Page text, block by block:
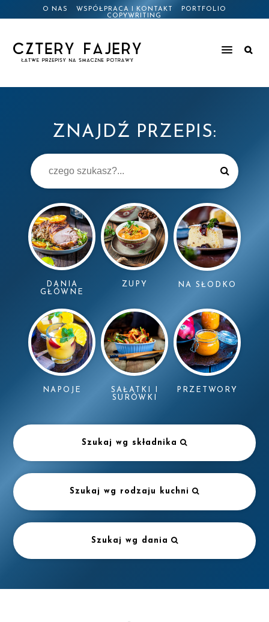
O NAS WSPÓŁPRACA I KONTAKT
PORTFOLIO
COPYWRITING
ZNAJDŹ PRZEPIS:
DANIA
GŁÓWNE
ZUPY NA SŁODKO
NAPOJE
SAŁATKI I
SURÓWKI
PRZETWORY
Szukaj wg składnika
Szukaj wg rodzaju kuchni
Szukaj wg dania